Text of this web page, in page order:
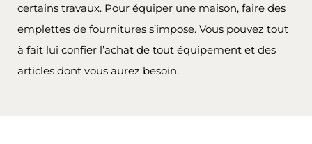
certains travaux. Pour équiper une maison, faire des
emplettes de fournitures s’impose. Vous pouvez tout
à fait lui confier l’achat de tout équipement et des
articles dont vous aurez besoin.